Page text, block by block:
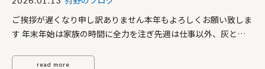
ご挨拶が遅くなり申し訳ありません本年もよろしくお願い致しま
す 年末年始は家族の時間に全力を注ぎ先週は仕事以外、灰と化
感しております（汗））） そんな年始に家族で函館に行った際
read more